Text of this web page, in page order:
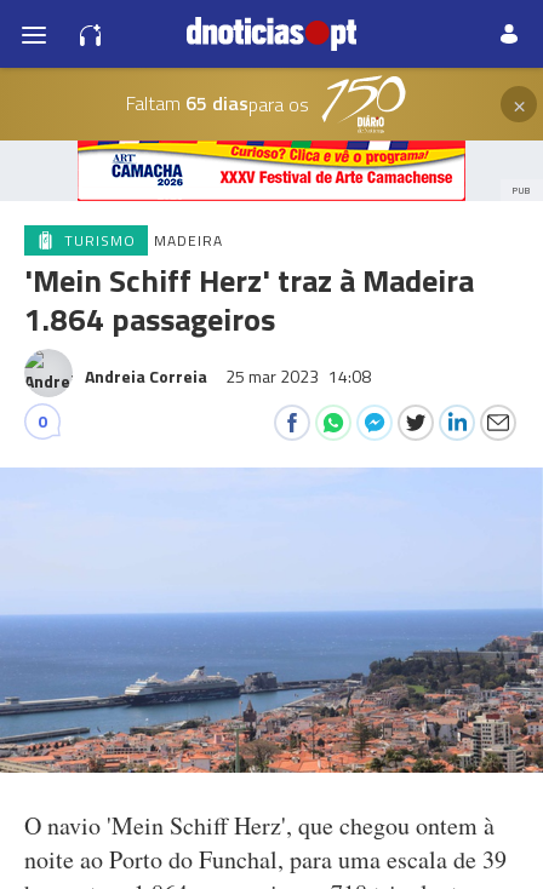
Faltam 65 diaspara os ×
PUB
TURISMO MADEIRA
'Mein Schiff Herz' traz à Madeira
1.864 passageiros
Andreia Correia 25 mar 2023 14:08
0
O navio 'Mein Schiff Herz', que chegou ontem à
noite ao Porto do Funchal, para uma escala de 39